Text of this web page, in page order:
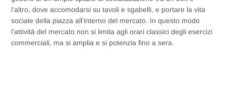
l’altro, dove accomodarsi su tavoli e sgabelli, e portare la vita
sociale della piazza all’interno del mercato. In questo modo
l’attività del mercato non si limita agli orari classici degli esercizi
commerciali, ma si amplia e si potenzia fino a sera.